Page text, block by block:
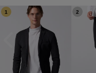
n
a
a
1 2